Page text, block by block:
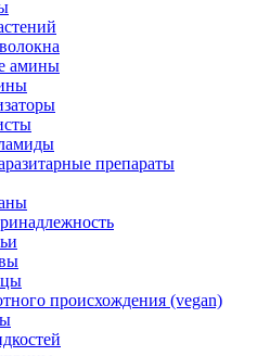
амины
препараты
происхождения (vegan)